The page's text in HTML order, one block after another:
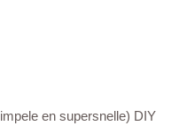
en supersnelle) DIY